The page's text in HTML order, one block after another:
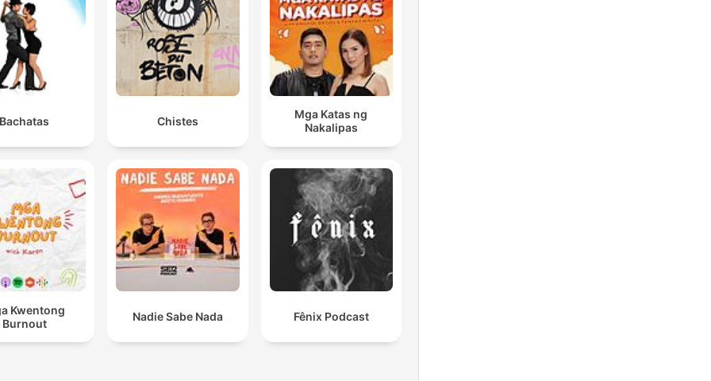
Bachatas Chistes
Mga Katas ng
Nakalipas
Kwentong
Burnout
Nadie Sabe Nada Fênix Podcast